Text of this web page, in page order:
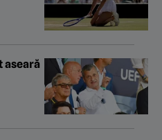
aseară